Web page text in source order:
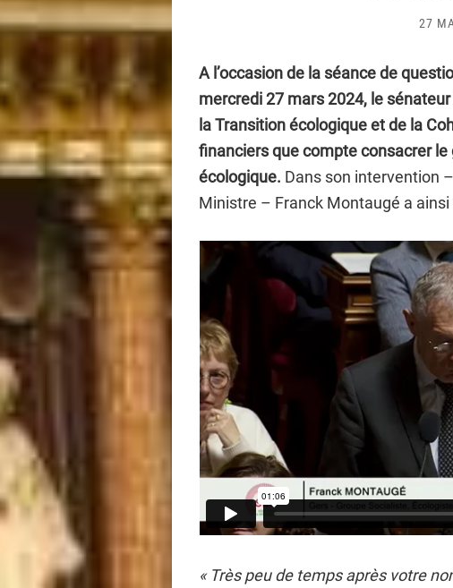
27
A l’occasion de la séance de
mercredi 27 mars 2024, le
la Transition écologique et de la
financiers que compte consacrer
écologique. Dans son intervention
Ministre – Franck Montaugé a ainsi
« Très peu de temps après votre